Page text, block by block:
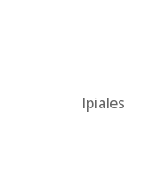
Ipiales